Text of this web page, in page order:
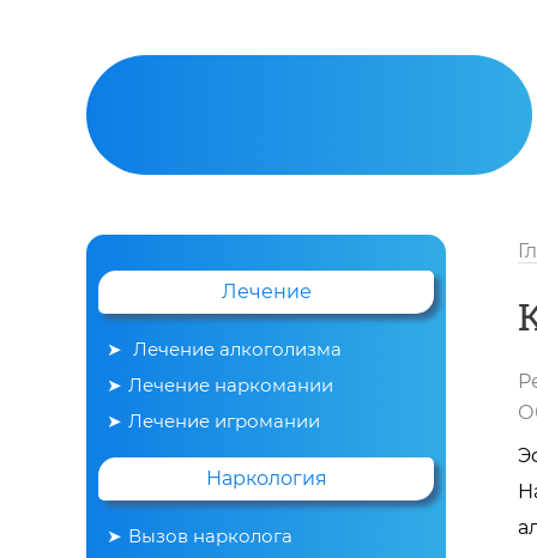
Вывод из запоя
Лечение
Лечение алкоголизма
Лечение наркомании
Лечение игромании
Наркология
Вызов нарколога